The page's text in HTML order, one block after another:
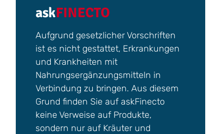
askFINECTO
Aufgrund gesetzlicher Vorschriften
ist es nicht gestattet, Erkrankungen
und Krankheiten mit
Nahrungsergänzungsmitteln in
Verbindung zu bringen. Aus diesem
Grund finden Sie auf askFinecto
keine Verweise auf Produkte,
sondern nur auf Kräuter und